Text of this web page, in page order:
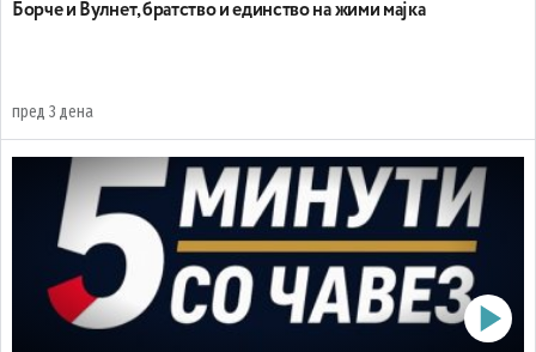
Борче и Вулнет, братство и единство на жими мајка
пред 3 дена